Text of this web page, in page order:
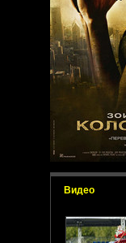
Видео